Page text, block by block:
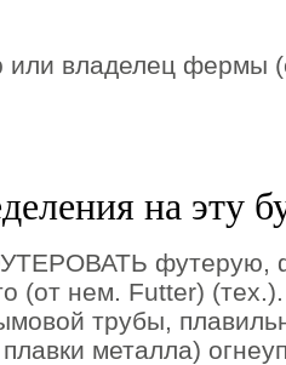
или владелец фермы
на эту
футерую,
(от нем. Futter)
трубы,
металла)